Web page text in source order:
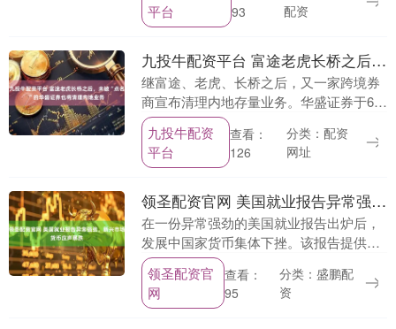
直接触....
平台
93
配资
九投牛配资平台 富途老虎长桥之后，未被“点名”的华盛证券也将清理内地业务
继富途、老虎、长桥之后，又一家跨境券
商宣布清理内地存量业务。华盛证券于6月
6日上午向客户发布的通知称，自北京时间
6月15日起，华盛证券将对存量投资者账
户在中国内....
九投牛配资
平台
查看：
126
分类：配资
网址
领圣配资官网 美国就业报告异常强劲，新兴市场货币应声暴跌
在一份异常强劲的美国就业报告出炉后，
发展中国家货币集体下挫。该报告提供了
迄今为止最清晰的信号，表明美国劳动力
市场正在走出长期招聘乏力的阴霾，从而
削弱了美联储降息....
领圣配资官
网
查看：
95
分类：盛鹏配
资